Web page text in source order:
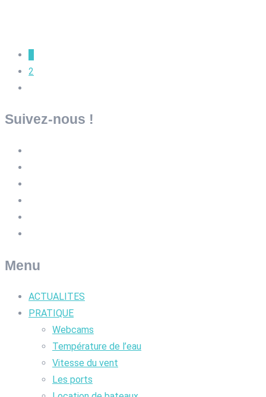
2
Suivez-nous !
Menu
ACTUALITES
PRATIQUE
Webcams
Température de l’eau
Vitesse du vent
Les ports